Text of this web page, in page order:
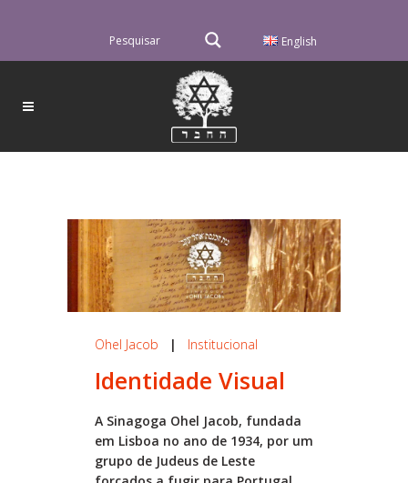
English
Ohel Jacob | Institucional
Identidade Visual
A Sinagoga Ohel Jacob, fundada
em Lisboa no ano de 1934, por um
grupo de Judeus de Leste